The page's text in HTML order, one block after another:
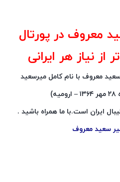
معروف در پورتال
از نیاز هر ایرانی
معروف با نام کامل میرسعید
ایران است.با ما همراه باشید .
سعید معروف